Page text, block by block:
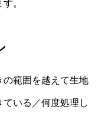
。
の範囲を越えて生地
いる／何度処理し